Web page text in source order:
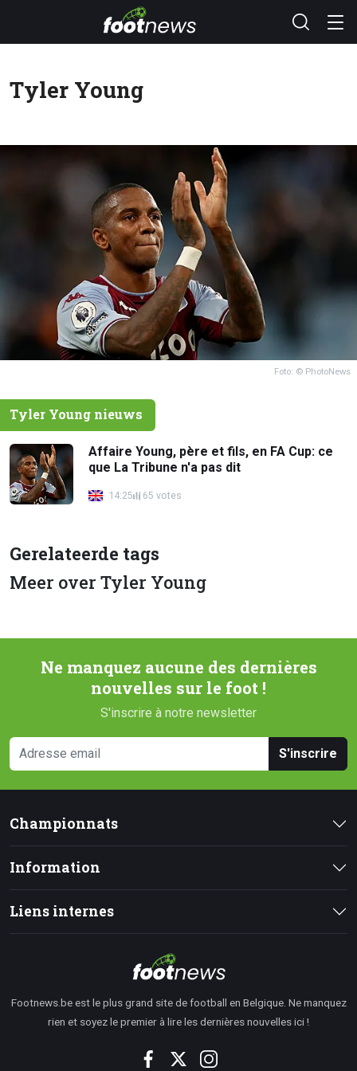
Tyler Young
Foto: © PhotoNews
Tyler Young nieuws
Affaire Young, père et fils, en FA Cup: ce
que La Tribune n'a pas dit
14:25 65 votes
Gerelateerde tags
Meer over Tyler Young
Ne manquez aucune des dernières
nouvelles sur le foot !
S'inscrire à notre newsletter
S'inscrire
Championnats
Information
Liens internes
Footnews.be est le plus grand site de football en Belgique. Ne manquez
rien et soyez le premier à lire les dernières nouvelles ici !